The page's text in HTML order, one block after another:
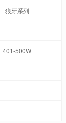
狼牙系列
401-500W